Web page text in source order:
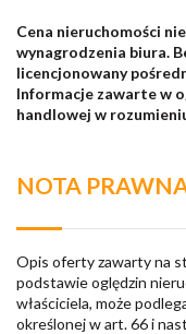
Cena nieruchomości
wynagrodzenia biura.
licencjonowany
Informacje zawarte w
handlowej w
NOTA
Opis oferty zawarty na
podstawie oględzin
właściciela, może
określonej w art. 66 i